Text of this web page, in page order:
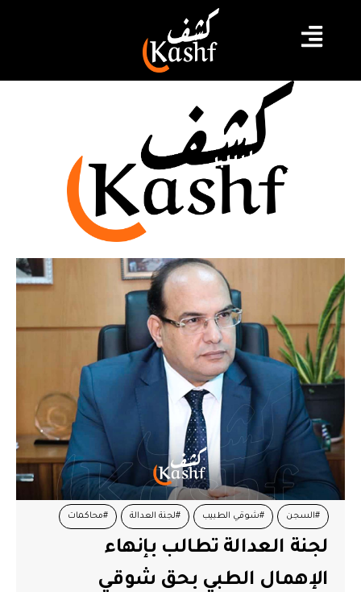
شوقي الطبيب
#السجن #شوقي الطبيب #لجنة العدالة #محاكمات
لجنة العدالة تطالب بإنهاء
الإهمال الطبي بحق شوقي